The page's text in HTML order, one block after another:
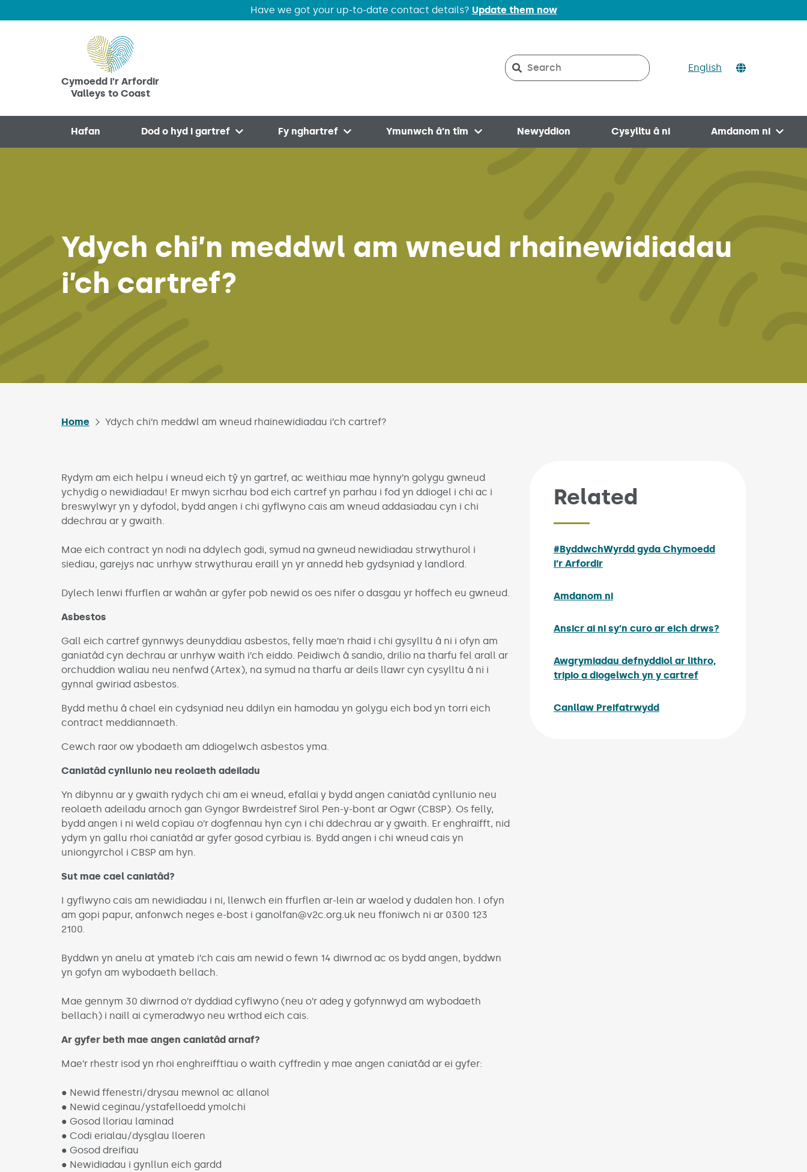
Have we got your up-to-date contact details? Update them now
Cymoedd i'r Arfordir
Valleys to Coast
Search on Valleys to Coast
Search English
Hafan
Dod o hyd i gartref
Fy nghartref
Ymunwch â’n tîm
Newyddion Cysylltu â ni
Amdanom ni
Ydych chi’n meddwl am wneud rhainewidiadau
i’ch cartref?
Home Ydych chi’n meddwl am wneud rhainewidiadau i’ch cartref?
Rydym am eich helpu i wneud eich tŷ yn gartref, ac weithiau mae hynny’n golygu gwneud
ychydig o newidiadau! Er mwyn sicrhau bod eich cartref yn parhau i fod yn ddiogel i chi ac i
breswylwyr yn y dyfodol, bydd angen i chi gyflwyno cais am wneud addasiadau cyn i chi
ddechrau ar y gwaith.
Mae eich contract yn nodi na ddylech godi, symud na gwneud newidiadau strwythurol i
siediau, garejys nac unrhyw strwythurau eraill yn yr annedd heb gydsyniad y landlord.
Dylech lenwi ffurflen ar wahân ar gyfer pob newid os oes nifer o dasgau yr hoffech eu gwneud.
Asbestos
Gall eich cartref gynnwys deunyddiau asbestos, felly mae’n rhaid i chi gysylltu â ni i ofyn am
ganiatâd cyn dechrau ar unrhyw waith i’ch eiddo. Peidiwch â sandio, drilio na tharfu fel arall ar
orchuddion waliau neu nenfwd (Artex), na symud na tharfu ar deils llawr cyn cysylltu â ni i
gynnal gwiriad asbestos.
Bydd methu â chael ein cydsyniad neu ddilyn ein hamodau yn golygu eich bod yn torri eich
contract meddiannaeth.
Cewch raor ow ybodaeth am ddiogelwch asbestos yma.
Caniatâd cynllunio neu reolaeth adeiladu
Yn dibynnu ar y gwaith rydych chi am ei wneud, efallai y bydd angen caniatâd cynllunio neu
reolaeth adeiladu arnoch gan Gyngor Bwrdeistref Sirol Pen-y-bont ar Ogwr (CBSP). Os felly,
bydd angen i ni weld copïau o’r dogfennau hyn cyn i chi ddechrau ar y gwaith. Er enghraifft, nid
ydym yn gallu rhoi caniatâd ar gyfer gosod cyrbiau is. Bydd angen i chi wneud cais yn
uniongyrchol i CBSP am hyn.
Sut mae cael caniatâd?
I gyflwyno cais am newidiadau i ni, llenwch ein ffurflen ar-lein ar waelod y dudalen hon. I ofyn
am gopi papur, anfonwch neges e-bost i ganolfan@v2c.org.uk neu ffoniwch ni ar 0300 123
2100.
Byddwn yn anelu at ymateb i’ch cais am newid o fewn 14 diwrnod ac os bydd angen, byddwn
yn gofyn am wybodaeth bellach.
Mae gennym 30 diwrnod o’r dyddiad cyflwyno (neu o’r adeg y gofynnwyd am wybodaeth
bellach) i naill ai cymeradwyo neu wrthod eich cais.
Ar gyfer beth mae angen caniatâd arnaf?
Mae’r rhestr isod yn rhoi enghreifftiau o waith cyffredin y mae angen caniatâd ar ei gyfer:
● Newid ffenestri/drysau mewnol ac allanol
● Newid ceginau/ystafelloedd ymolchi
● Gosod lloriau laminad
● Codi erialau/dysglau lloeren
● Gosod dreifiau
● Newidiadau i gynllun eich gardd
Related
#ByddwchWyrdd gyda Chymoedd
i’r Arfordir
Amdanom ni
Ansicr ai ni sy’n curo ar eich drws?
Awgrymiadau defnyddiol ar lithro,
tripio a diogelwch yn y cartref
Canllaw Preifatrwydd